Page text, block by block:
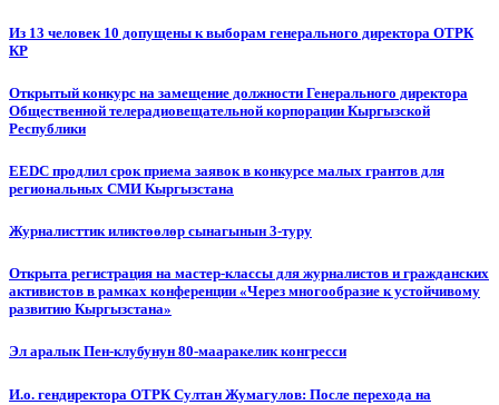
Из 13 человек 10 допущены к выборам генерального директора ОТРК
КР
Открытый конкурс на замещение должности Генерального директора
Общественной телерадиовещательной корпорации Кыргызской
Республики
EEDC продлил срок приема заявок в конкурсе малых грантов для
региональных СМИ Кыргызстана
Журналисттик иликтөөлөр сынагынын 3-туру
Открыта регистрация на мастер-классы для журналистов и гражданских
активистов в рамках конференции «Через многообразие к устойчивому
развитию Кыргызстана»
Эл аралык Пен-клубунун 80-мааракелик конгресси
И.о. гендиректора ОТРК Султан Жумагулов: После перехода на